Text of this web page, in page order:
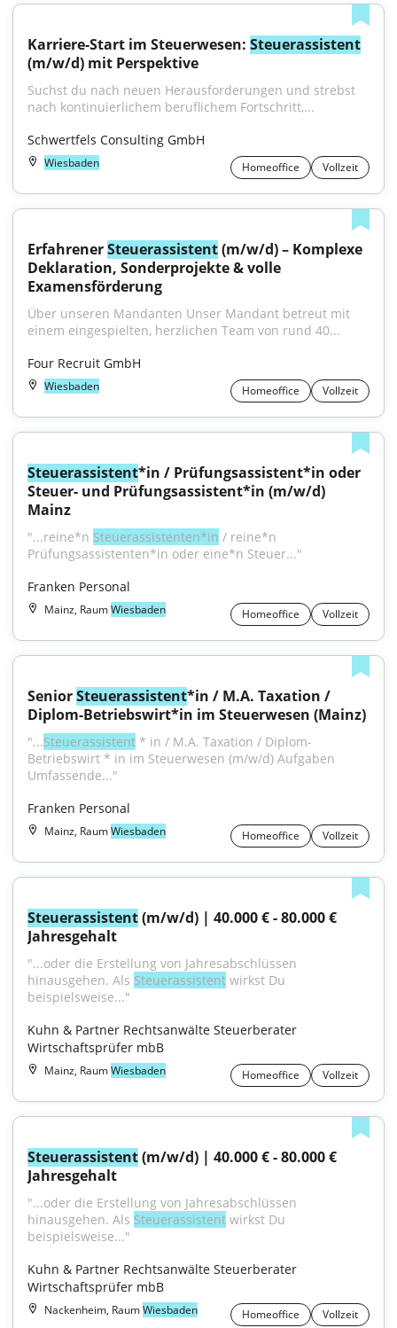
Karriere-Start im Steuerwesen: Steuerassistent
(m/w/d) mit Perspektive
Suchst du nach neuen Herausforderungen und strebst
nach kontinuierlichem beruflichem Fortschritt,...
Schwertfels Consulting GmbH
Wiesbaden Homeoffice Vollzeit
Erfahrener Steuerassistent (m/w/d) – Komplexe
Deklaration, Sonderprojekte & volle
Examensförderung
Über unseren Mandanten Unser Mandant betreut mit
einem eingespielten, herzlichen Team von rund 40...
Four Recruit GmbH
Wiesbaden Homeoffice Vollzeit
Steuerassistent*in / Prüfungsassistent*in oder
Steuer- und Prüfungsassistent*in (m/w/d)
Mainz
"...reine*n Steuerassistenten*in / reine*n
Prüfungsassistenten*in oder eine*n Steuer..."
Franken Personal
Mainz, RaumWiesbaden Homeoffice Vollzeit
Senior Steuerassistent*in / M.A. Taxation /
Diplom-Betriebswirt*in im Steuerwesen (Mainz)
"...Steuerassistent * in / M.A. Taxation / Diplom-
Betriebswirt * in im Steuerwesen (m/w/d) Aufgaben
Umfassende..."
Franken Personal
Mainz, RaumWiesbaden Homeoffice Vollzeit
Steuerassistent (m/w/d) | 40.000 € - 80.000 €
Jahresgehalt
"...oder die Erstellung von Jahresabschlüssen
hinausgehen. Als Steuerassistent wirkst Du
beispielsweise..."
Kuhn & Partner Rechtsanwälte Steuerberater
Wirtschaftsprüfer mbB
Mainz, RaumWiesbaden Homeoffice Vollzeit
Steuerassistent (m/w/d) | 40.000 € - 80.000 €
Jahresgehalt
"...oder die Erstellung von Jahresabschlüssen
hinausgehen. Als Steuerassistent wirkst Du
beispielsweise..."
Kuhn & Partner Rechtsanwälte Steuerberater
Wirtschaftsprüfer mbB
Nackenheim, RaumWiesbaden Homeoffice Vollzeit